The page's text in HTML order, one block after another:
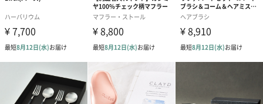
かき氷入浴剤4点セット
（ブルー）（748円）
かき氷入浴剤4点セット
（イエロー）（748円）
円）